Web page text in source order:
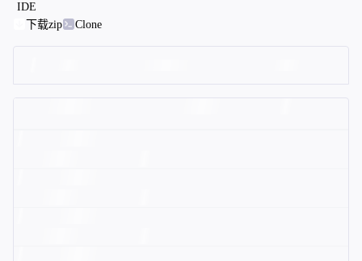
IDE
下载zip
Clone